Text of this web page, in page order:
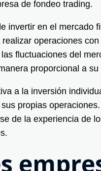
de fondeo trading.
invertir en el mercado
operaciones
fluctuaciones del
proporcional a su
a la inversión
propias
de la experiencia de